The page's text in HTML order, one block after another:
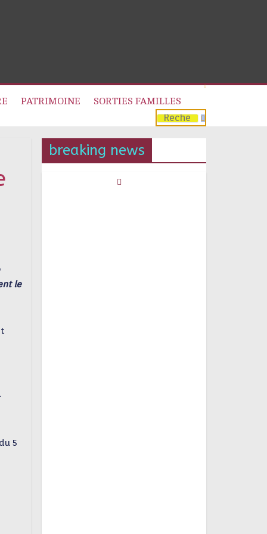
PATRIMOINE SORTIES FAMILLES
le
5
breaking news